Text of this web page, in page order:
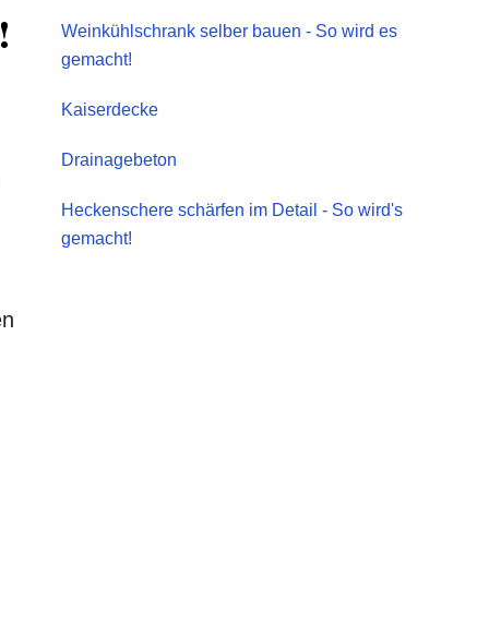
Weinkühlschrank selber bauen - So wird es
gemacht!
Kaiserdecke
Drainagebeton
Heckenschere schärfen im Detail - So wird's
gemacht!